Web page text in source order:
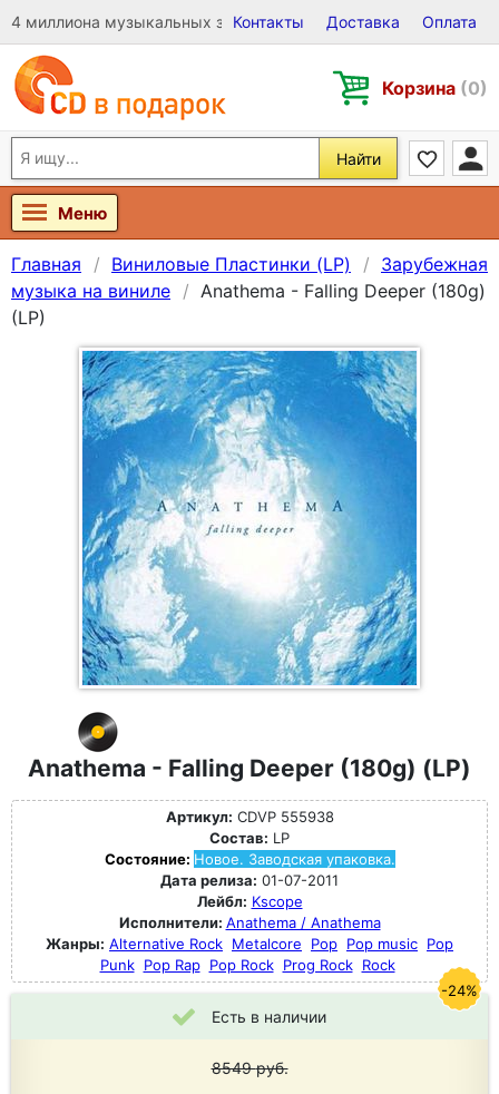
4 миллиона музыкальных записей на Виниле, CD и DVD
Контакты Доставка Оплата
Корзина (0)
Найти
Меню
Главная Виниловые Пластинки (LP)
Зарубежная
музыка на виниле
Anathema - Falling Deeper (180g)
(LP)
Anathema - Falling Deeper (180g) (LP)
Артикул: CDVP 555938
Состав: LP
Состояние: Новое. Заводская упаковка.
Дата релиза: 01-07-2011
Лейбл: Kscope
Исполнители: Anathema / Anathema
Жанры: Alternative Rock Metalcore Pop Pop music Pop
Punk Pop Rap Pop Rock Prog Rock Rock
Есть в наличии
8549руб.
-24%